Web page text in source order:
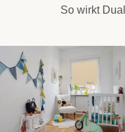
So wirkt